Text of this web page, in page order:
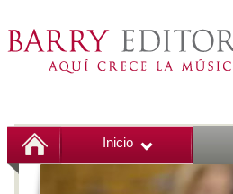
Inicio